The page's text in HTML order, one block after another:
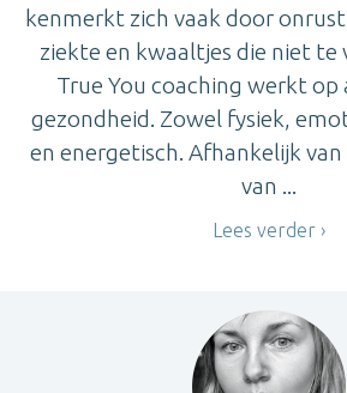
kenmerkt zich vaak door
ziekte en kwaaltjes die niet te
True You coaching werkt op
gezondheid. Zowel fysiek,
en energetisch. Afhankelijk
van ...
Lees verder